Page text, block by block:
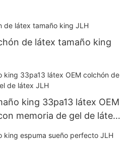
de látex tamaño king
king 33pa13 látex OEM
memoria de gel de látex